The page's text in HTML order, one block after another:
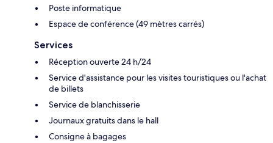
Poste informatique
Espace de conférence (49 mètres carrés)
Services
Réception ouverte 24 h/24
Service d'assistance pour les visites touristiques ou l'achat
de billets
Service de blanchisserie
Journaux gratuits dans le hall
Consigne à bagages